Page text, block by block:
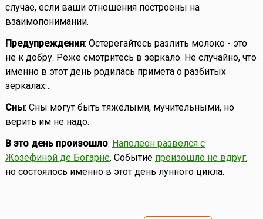
случае, если ваши отношения построены на
взаимопонимании.
Предупреждения: Остерегайтесь разлить молоко - это
не к добру. Реже смотритесь в зеркало. Не случайно, что
именно в этот день родилась примета о разбитых
зеркалах…
Сны: Сны могут быть тяжёлыми, мучительными, но
верить им не надо.
В это день произошло: Наполеон развелся с
Жозефиной де Богарне. Событие произошло не вдруг,
но состоялось именно в этот день лунного цикла.